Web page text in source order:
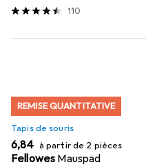
110
REMISE QUANTITATIVE
Tapis de souris
EUR
6,84 à partir de 2 pièces
Fellowes Mauspad